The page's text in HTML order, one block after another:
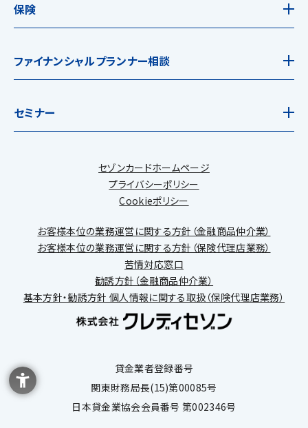
保険
ファイナンシャルプランナー相談
セミナー
貸金業者登録番号
関東財務局長(15)第00085号
日本貸金業協会会員番号 第002346号
セゾンカードホームページ
プライバシーポリシー
Cookieポリシー
お客様本位の業務運営に関する方針（金融商品仲介業）
お客様本位の業務運営に関する方針（保険代理店業務）
苦情対応窓口
勧誘方針（金融商品仲介業）
基本方針・勧誘方針 個人情報に関する取扱（保険代理店業務）